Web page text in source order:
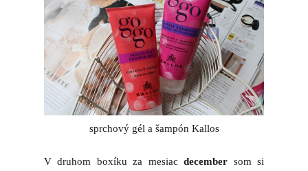
sprchový gél a šampón Kallos
V druhom boxíku za mesiacdecember som si